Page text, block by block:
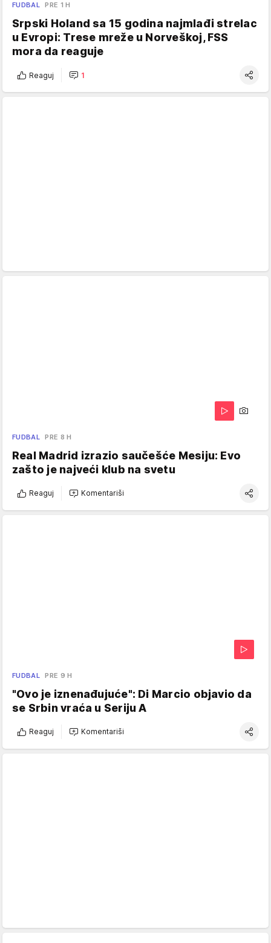
FUDBAL PRE 1 H
Srpski Holand sa 15 godina najmlađi strelac
u Evropi: Trese mreže u Norveškoj, FSS
mora da reaguje
Reaguj 1
FUDBAL PRE 8 H
Real Madrid izrazio saučešće Mesiju: Evo
zašto je najveći klub na svetu
Reaguj Komentariši
FUDBAL PRE 9 H
"Ovo je iznenađujuće": Di Marcio objavio da
se Srbin vraća u Seriju A
Reaguj Komentariši